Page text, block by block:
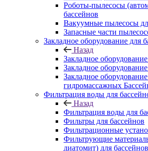
Роботы-пылесосы
бассейнов
Вакуумные пылесосы
Запасные части
Закладное оборудование для
Назад
Закладное
Закладное
Закладное
гидромассажных
Фильтрация воды для
Назад
Фильтрация воды для
Фильтры для бассейнов
Фильтрационные
Фильтрующие
диатомит) для бассейнов